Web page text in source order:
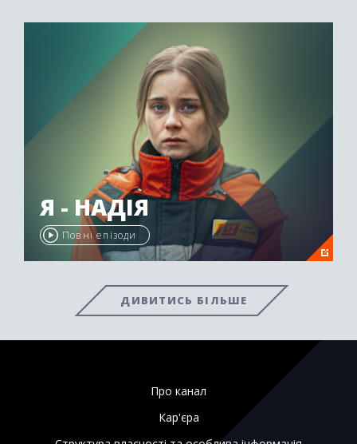
Я - НАДІЯ
Повні епізоди
ДИВИТИСЬ БІЛЬШЕ
Про канал
Кар'єра